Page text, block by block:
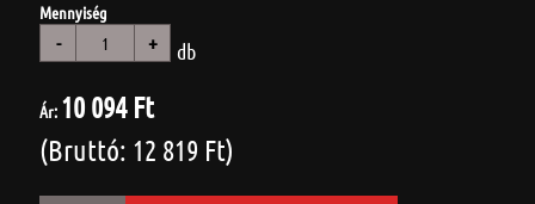
Mennyiség
- + db
Ár: 10 094 Ft
(Bruttó: 12 819 Ft)